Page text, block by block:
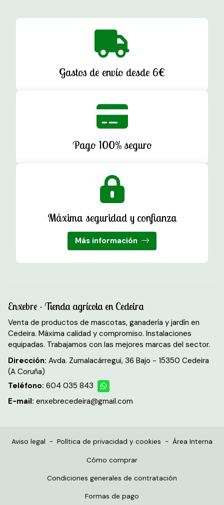
Gastos de envío desde 6€
Pago 100% seguro
Máxima seguridad y confianza
Más información
Enxebre - Tienda agrícola en Cedeira
Venta de productos de mascotas, ganadería y jardín en
Cedeira. Máxima calidad y compromiso. Instalaciones
equipadas. Trabajamos con las mejores marcas del sector.
Dirección: Avda. Zumalacárregui, 36 Bajo - 15350 Cedeira
(A Coruña)
Teléfono: 604 035 843
E-mail: enxebrecedeira@gmail.com
Aviso legal - Política de privacidad y cookies - Área Interna
Cómo comprar
Condiciones generales de contratación
Formas de pago